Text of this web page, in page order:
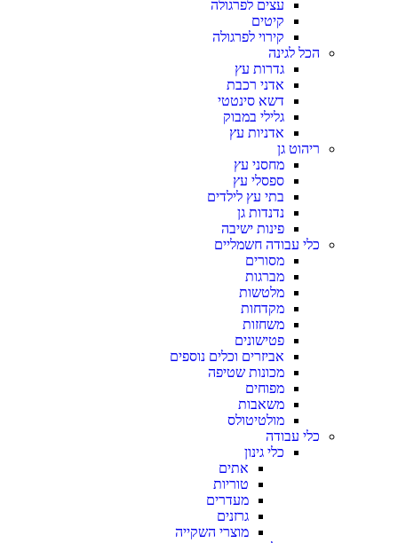
עצים לפרגולה
קיטים
קירוי לפרגולה
הכל לגינה
גדרות עץ
אדני רכבת
דשא סינטטי
גלילי במבוק
אדניות עץ
ריהוט גן
מחסני עץ
ספסלי עץ
בתי עץ לילדים
נדנדות גן
פינות ישיבה
כלי עבודה חשמליים
מסורים
מברגות
מלטשות
מקדחות
משחזות
פטישונים
אביזרים וכלים נוספים
מכונות שטיפה
מפוחים
משאבות
מולטיטולס
כלי עבודה
כלי גינון
אתים
טוריות
מעדרים
גרזנים
מוצרי השקייה